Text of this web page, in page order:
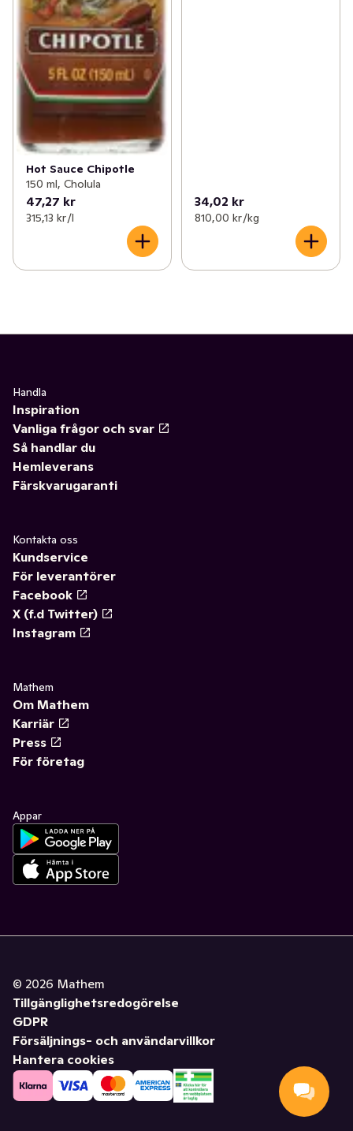
Hot Sauce Chipotle
150 ml, Cholula
47,27 kr
315,13 kr /l
34,02 kr
810,00 kr /kg
Handla
Inspiration
Vanliga frågor och svar
Så handlar du
Hemleverans
Färskvarugaranti
Kontakta oss
Kundservice
För leverantörer
Facebook
X (f.d Twitter)
Instagram
Mathem
Om Mathem
Karriär
Press
För företag
Appar
© 2026 Mathem
Tillgänglighetsredogörelse
GDPR
Försäljnings- och användarvillkor
Hantera cookies